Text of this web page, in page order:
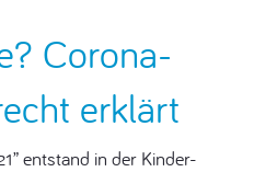
Corona-
erklärt
entstand in der Kinder-